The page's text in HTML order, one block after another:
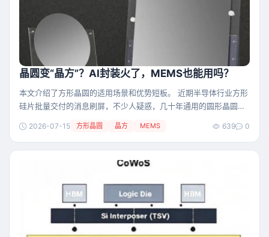
晶圆变“晶方”？AI封装火了，MEMS也能用吗？
本文介绍了方形晶圆的适用场景和优势短板。 近期半导体行业方形
硅片批量交付的消息刷屏，不少人疑惑，几十年通用的圆形晶圆为
地空间？ 晶圆和“晶方” 传统晶圆天生是圆形，硅棒经旋转提拉长成
围绕圆片设计，一直是芯片前道制造的主流。但随着AI大尺寸
2026-07-15 方形晶圆 晶方 MEMS 639 0